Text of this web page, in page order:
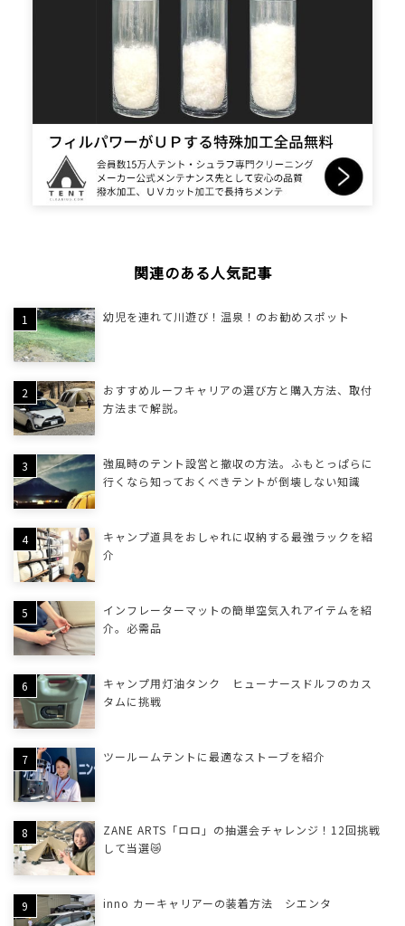
関連のある人気記事
幼児を連れて川遊び！温泉！のお勧めスポット
おすすめルーフキャリアの選び方と購入方法、取付
方法まで解説。
強風時のテント設営と撤収の方法。ふもとっぱらに
行くなら知っておくべきテントが倒壊しない知識
キャンプ道具をおしゃれに収納する最強ラックを紹
介
インフレーターマットの簡単空気入れアイテムを紹
介。必需品
キャンプ用灯油タンク ヒューナースドルフのカス
タムに挑戦
ツールームテントに最適なストーブを紹介
ZANE ARTS「ロロ」の抽選会チャレンジ！12回挑戦
して当選😿
inno カーキャリアーの装着方法 シエンタ